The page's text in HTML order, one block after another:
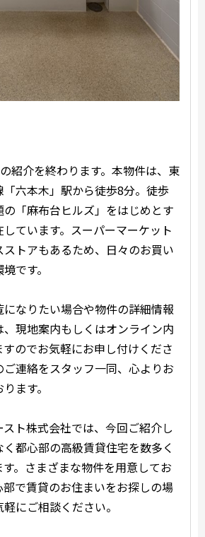
紹介を終わります。本物件は、東
六本木」駅から徒歩8分。徒歩
「麻布台ヒルズ」をはじめとす
ています。スーパーマーケット
トアもあるため、日々のお買い
です。
なりたい場合や物件の詳細情報
現地案内もしくはオンライン内
のでお気軽にお申し付けくださ
ご連絡をスタッフ一同、心よりお
ます。
ト株式会社では、今回ご紹介し
都心部の高級賃貸住宅を数多く
。さまざまな物件を用意してお
部で賃貸のお住まいをお探しの場
にご相談ください。